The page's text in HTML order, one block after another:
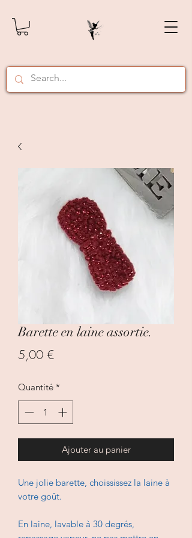
Barette en laine assortie.
5,00 €Prix
Quantité *
Ajouter au panier
Une jolie barette, choississez la laine à
votre goût.
En laine, lavable à 30 degrés,